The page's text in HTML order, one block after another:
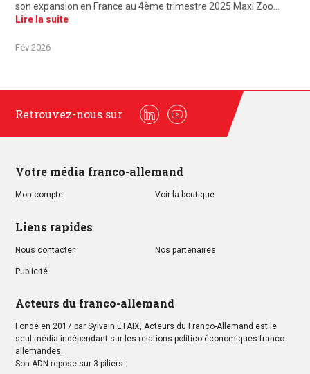
son expansion en France au 4ème trimestre 2025 Maxi Zoo…
Lire la suite
Fév 2026
Retrouvez-nous sur
LinkedinYoutube
Votre média franco-allemand
Mon compte Voir la boutique
Liens rapides
Nous contacter Nos partenaires
Publicité
Acteurs du franco-allemand
Fondé en 2017 par Sylvain ETAIX, Acteurs du Franco-Allemand est le
seul média indépendant sur les relations politico-économiques franco-
allemandes.
Son ADN repose sur 3 piliers :